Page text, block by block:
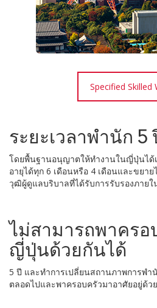
Specified Skilled
ระยะเวลาพำนัก 5
โดยพื้นฐานอนุญาตให้ทำงานในญี่ปุ่นได้
อายุได้ทุก 6 เดือนหรือ 4 เดือนและขยา
วุฒิผู้ดูแลบริบาลที่ได้รับการรับรองภายใ
ไม่สามารถพาคร
ญี่ปุ่นด้วยกันได้
5 ปี และทำการเปลี่ยนสถานภาพการพำ
ตลอดไปและพาครอบครัวมาอาศัยอยู่ด้ว